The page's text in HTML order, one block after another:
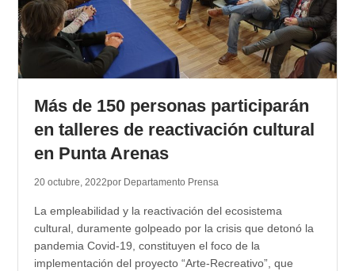
Más de 150 personas participarán
en talleres de reactivación cultural
en Punta Arenas
20 octubre, 2022por Departamento Prensa
La empleabilidad y la reactivación del ecosistema
cultural, duramente golpeado por la crisis que detonó la
pandemia Covid-19, constituyen el foco de la
implementación del proyecto “Arte-Recreativo”, que